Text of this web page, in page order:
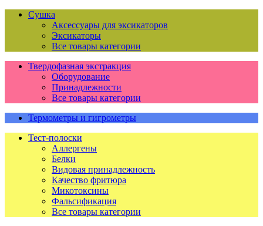
Сушка
Аксессуары для эксикаторов
Эксикаторы
Все товары категории
Твердофазная экстракция
Оборудование
Принадлежности
Все товары категории
Термометры и гигрометры
Тест-полоски
Аллергены
Белки
Видовая принадлежность
Качество фритюра
Микотоксины
Фальсификация
Все товары категории